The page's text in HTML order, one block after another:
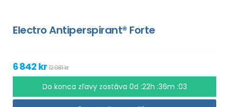
Electro Antiperspirant® Forte
6 842 kr12 081 kr
Do konca zľavy zostáva 0d :22h :36m :02